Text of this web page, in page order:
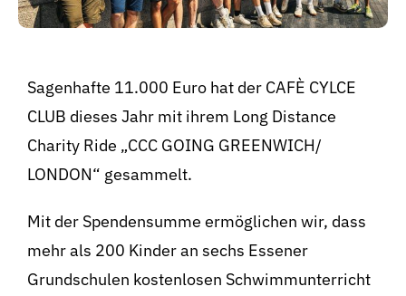
Sagenhafte 11.000 Euro hat der CAFÈ CYLCE
CLUB dieses Jahr mit ihrem Long Distance
Charity Ride „CCC GOING GREENWICH/
LONDON“ gesammelt.
Mit der Spendensumme ermöglichen wir, dass
mehr als 200 Kinder an sechs Essener
Grundschulen kostenlosen Schwimmunterricht